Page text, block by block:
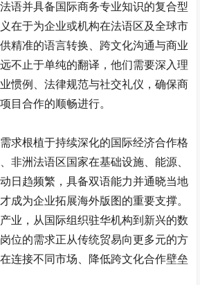
语并具备国际商务专业知识的复合型
在于为企业或机构在法语区及全球市
精准的语言转换、跨文化沟通与商业
不止于单纯的翻译，他们需要深入理
惯例、法律规范与社交礼仪，确保商
目合作的顺畅进行。
求根植于持续深化的国际经济合作格
非洲法语区国家在基础设施、能源、
日趋频繁，具备双语能力并通晓当地
成为企业拓展海外版图的重要支撑。
业，从国际组织驻华机构到新兴的数
位的需求正从传统贸易向更多元的方
连接不同市场、降低跨文化合作壁垒